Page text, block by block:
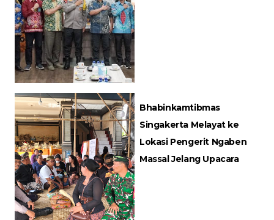
Bhabinkamtibmas
Singakerta Melayat ke
Lokasi Pengerit Ngaben
Massal Jelang Upacara